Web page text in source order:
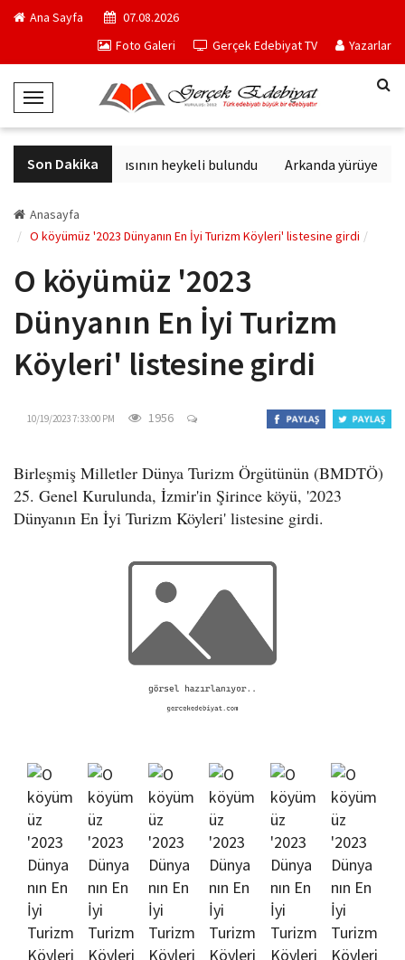
Ana Sayfa
07.08.2026
Foto Galeri
Gerçek Edebiyat TV Yazarlar
T
o
g
g
e
N
v
g
a
t
o
Son Dakika
Sağlık tanrısının heykeli bulundu Arkanda yürüyen
Anasayfa
O köyümüz '2023 Dünyanın En İyi Turizm Köyleri' listesine girdi
O köyümüz '2023
Dünyanın En İyi Turizm
Köyleri' listesine girdi
10/19/2023 7:33:00 PM 1956
Birleşmiş Milletler Dünya Turizm Örgütünün (BMDTÖ)
25. Genel Kurulunda, İzmir'in Şirince köyü, '2023
Dünyanın En İyi Turizm Köyleri' listesine girdi.